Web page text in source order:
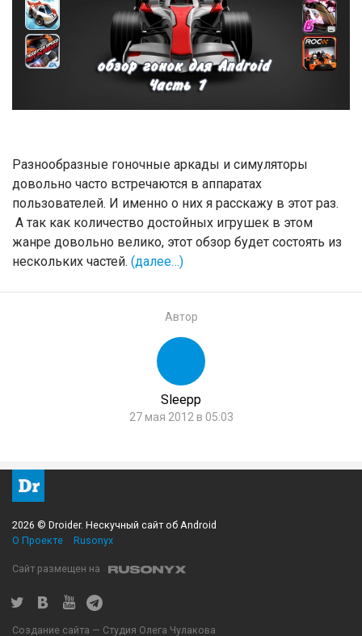
Разнообразные гоночные аркады и симуляторы
довольно часто встречаются в аппаратах
пользователей. И именно о них я расскажу в этот раз.
А так как количество достойных игрушек в этом
жанре довольно велико, этот обзор будет состоять из
нескольких частей. (далее…)
Автор
Sleepp
27 мая 2012 в 05:03
2026 © Droider. Нескучный сайт об Android
О Проекте
Rusonyx
Сайт размещен на
Создание сайта — Студия Олега Чулакова